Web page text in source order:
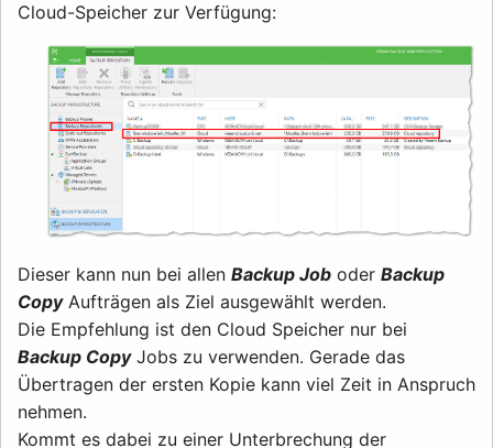
Cloud-Speicher zur Verfügung:
Dieser kann nun bei allen Backup Job oder Backup
CopyAufträgen als Ziel ausgewählt werden.
Die Empfehlung ist den Cloud Speicher nur bei
Backup CopyJobs zu verwenden. Gerade das
Übertragen der ersten Kopie kann viel Zeit in Anspruch
nehmen.
Kommt es dabei zu einer Unterbrechung der